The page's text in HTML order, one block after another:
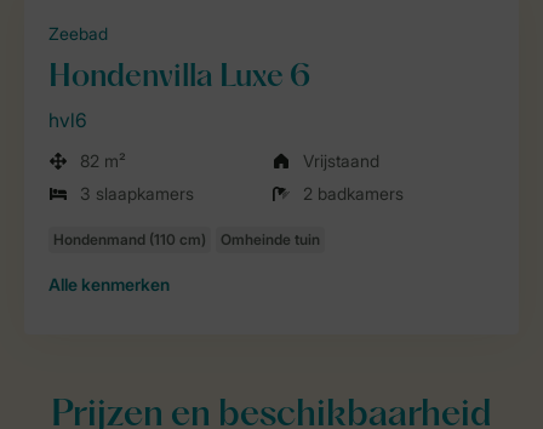
Zeebad
Hondenvilla Luxe 6
hvl6
82 m²
Vrijstaand
3 slaapkamers
2 badkamers
Alle kenmerken
Prijzen en beschikbaarheid